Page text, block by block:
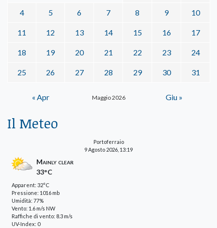
Maggio 2026
4 5 6 7 8 9 10
11 12 13 14 15 16 17
18 19 20 21 22 23 24
25 26 27 28 29 30 31
« Apr Giu »
Il Meteo
Portoferraio
9 Agosto 2026, 13:19
Mainly clear
33°C
Apparent: 32°C
Pressione: 1016 mb
Umidità: 77%
Vento: 1.6 m/s NW
Raffiche di vento: 8.3 m/s
UV-Index: 0